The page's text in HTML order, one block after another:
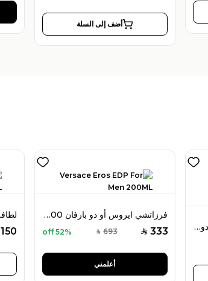
أضف إلى السلة
150
فرزاتشي ايروس أو دو بارفان 200 مل للرجال
SAR 333
SAR 693
52% off
أعلمني
هيرميس أو دو باسيليك بوربر أو دو كولون 100 مل للجنسين